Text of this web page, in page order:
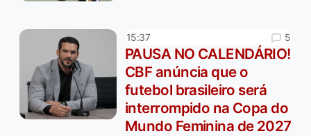
15:37 5
PAUSA NO CALENDÁRIO!
CBF anúncia que o
futebol brasileiro será
interrompido na Copa do
Mundo Feminina de 2027